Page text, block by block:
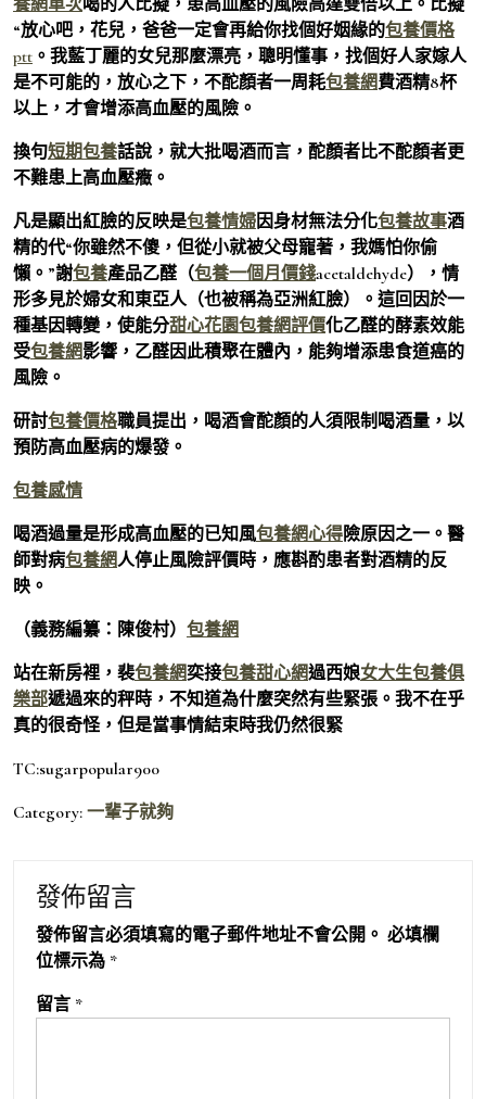
“放心吧，花兒，爸爸一定會再給你找個好姻緣的包養價格
ptt 。我藍丁麗的女兒那麼漂亮，聰明懂事，找個好人家嫁人
是不可能的，放心之下，不酡顏者一周耗包養網費酒精8杯
以上，才會增添高血壓的風險。
換句短期包養話說，就大批喝酒而言，酡顏者比不酡顏者更
不難患上高血壓癥。
凡是顯出紅臉的反映是包養情婦因身材無法分化包養故事酒
精的代“你雖然不傻，但從小就被父母寵著，我媽怕你偷
懶。”謝包養產品乙醛（包養一個月價錢acetaldehyde），情
形多見於婦女和東亞人（也被稱為亞洲紅臉）。這回因於一
種基因轉變，使能分甜心花園包養網評價化乙醛的酵素效能
受包養網影響，乙醛因此積聚在體內，能夠增添患食道癌的
風險。
研討包養價格職員提出，喝酒會酡顏的人須限制喝酒量，以
預防高血壓病的爆發。
包養感情
喝酒過量是形成高血壓的已知風包養網心得險原因之一。醫
師對病包養網人停止風險評價時，應斟酌患者對酒精的反
映。
（義務編纂：陳俊村） 包養網
站在新房裡，裴包養網奕接包養甜心網過西娘女大生包養俱
樂部遞過來的秤時，不知道為什麼突然有些緊張。我不在乎
真的很奇怪，但是當事情結束時我仍然很緊
TC:sugarpopular900
Category: 一輩子就夠
發佈留言
發佈留言必須填寫的電子郵件地址不會公開。 必填欄
位標示為 *
留言 *